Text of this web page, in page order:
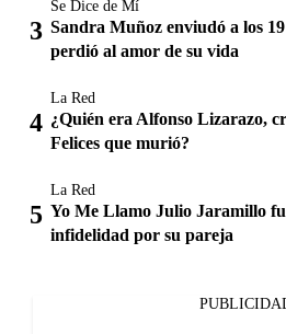
Se Dice de Mí
Sandra Muñoz enviudó a los
perdió al amor de su vida
La Red
¿Quién era Alfonso Lizarazo,
Felices que murió?
La Red
Yo Me Llamo Julio Jaramillo
infidelidad por su pareja